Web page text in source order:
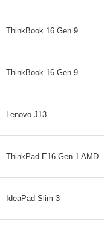
ThinkBook 16 Gen 9
ThinkBook 16 Gen 9
Lenovo J13
ThinkPad E16 Gen 1 AMD
IdeaPad Slim 3